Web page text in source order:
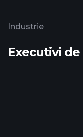
Industrie
Executivi